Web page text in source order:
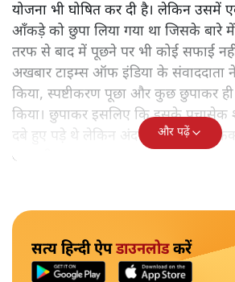
योजना भी घोषित कर दी है। लेकिन उसमें
आँकड़े को छुपा लिया गया था जिसके बारे में
तरफ से बाद में पूछने पर भी कोई सफाई
अखबार टाइम्स ऑफ इंडिया के संवाददाता
किया, स्पष्टीकरण पूछा और कुछ छुपाकर
किया। छुपाकर इसलिए कि इसके पचासेक
दबे हुए पड़े थे लेकिन अंदर के पन्ने पर
खबर दी।
और पढ़ें
सत्य हिन्दी ऐपडाउनलोडकरें